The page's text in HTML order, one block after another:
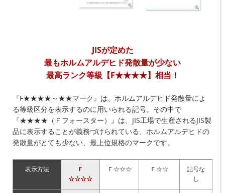
JISが定めた
最もホルムアルデヒド発散量が少ない
最高ランク等級【F★★★★】相当！
『F★★★★～★★マーク』は、ホルムアルデヒド発散量によ
る等級区分を表示するのに用いられる記号。その中で
『★★★★（Ｆフォースター）』は、JIS工場で生産されるJIS製
品に表示することが義務づけられている、ホルムアルデヒドの
発散量がとても少ない、最上位規格のマークです。
表示方法
Ｆ
☆☆☆☆
Ｆ☆☆☆ Ｆ☆☆
記号な
し